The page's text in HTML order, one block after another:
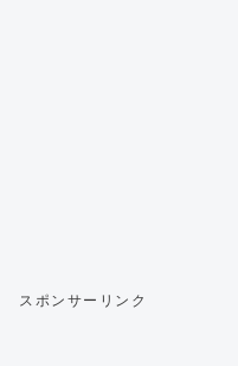
スポンサーリンク